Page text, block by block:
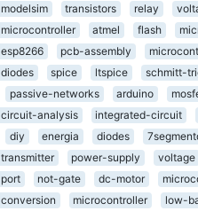
modelsim
transistors relay
microcontroller
atmel flash
esp8266
pcb-assembly
diodes
spice ltspice schmitt-
passive-networks
arduino
circuit-analysis
integrated-circuit
diy
energia diodes
transmitter
power-supply voltage
port
not-gate dc-motor
conversion
microcontroller low-